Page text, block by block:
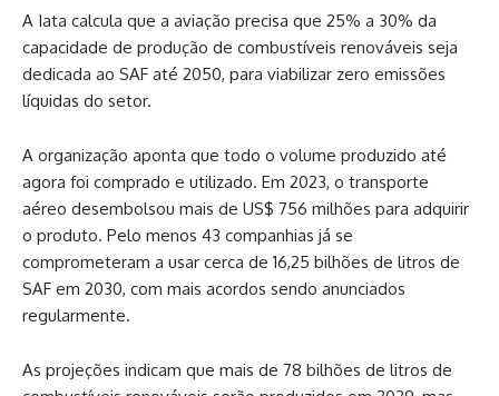
A Iata calcula que a aviação precisa que 25% a 30% da
capacidade de produção de combustíveis renováveis seja
dedicada ao SAF até 2050, para viabilizar zero emissões
líquidas do setor.
A organização aponta que todo o volume produzido até
agora foi comprado e utilizado. Em 2023, o transporte
aéreo desembolsou mais de US$ 756 milhões para adquirir
o produto. Pelo menos 43 companhias já se
comprometeram a usar cerca de 16,25 bilhões de litros de
SAF em 2030, com mais acordos sendo anunciados
regularmente.
As projeções indicam que mais de 78 bilhões de litros de